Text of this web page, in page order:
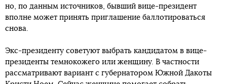
но, по данным источников, бывший вице-президент
вполне может принять приглашение баллотироваться
снова.
Экс-президенту советуют выбрать кандидатом в вице-
президенты темнокожего или женщину. В частности
рассматривают вариант с губернатором Южной Дакоты